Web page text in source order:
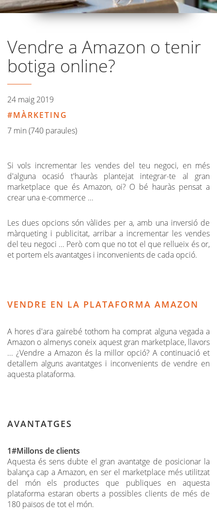
Vendre a Amazon o tenir
botiga online?
24 maig 2019
MÀRKETING
7 min (740 paraules)
Si vols incrementar les vendes del teu negoci, en més
d'alguna ocasió t'hauràs plantejat integrar-te al gran
marketplace que és Amazon, oi? O bé hauràs pensat a
crear una e-commerce ...
Les dues opcions són vàlides per a, amb una inversió de
màrqueting i publicitat, arribar a incrementar les vendes
del teu negoci ... Però com que no tot el que rellueix és or,
et portem els avantatges i inconvenients de cada opció.
VENDRE EN LA PLATAFORMA AMAZON
A hores d'ara gairebé tothom ha comprat alguna vegada a
Amazon o almenys coneix aquest gran marketplace, llavors
... ¿Vendre a Amazon és la millor opció? A continuació et
detallem alguns avantatges i inconvenients de vendre en
aquesta plataforma.
AVANTATGES
1#Millons de clients
Aquesta és sens dubte el gran avantatge de posicionar la
balança cap a Amazon, en ser el marketplace més utilitzat
del món els productes que publiques en aquesta
plataforma estaran oberts a possibles clients de més de
180 països de tot el món.